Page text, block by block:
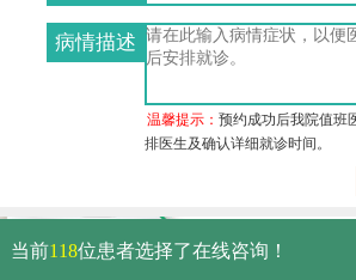
病情描述
温馨提示：预约成功后我院值班
排医生及确认详细就诊时间。
武汉市硚口
免费电话：
当前118位患者选择了在线咨询！